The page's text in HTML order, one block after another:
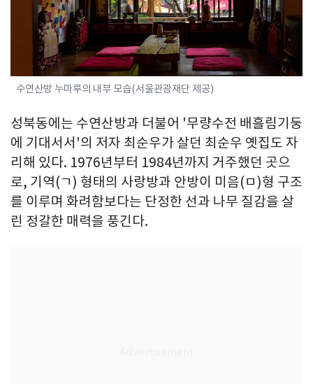
수연산방 누마루의 내부 모습(서울관광재단 제공)
성북동에는 수연산방과 더불어 '무량수전 배흘림기둥
에 기대서서'의 저자 최순우가 살던 최순우 옛집도 자
리해 있다. 1976년부터 1984년까지 거주했던 곳으
로, 기역(ㄱ) 형태의 사랑방과 안방이 미음(ㅁ)형 구조
를 이루며 화려함보다는 단정한 선과 나무 질감을 살
린 정갈한 매력을 풍긴다.